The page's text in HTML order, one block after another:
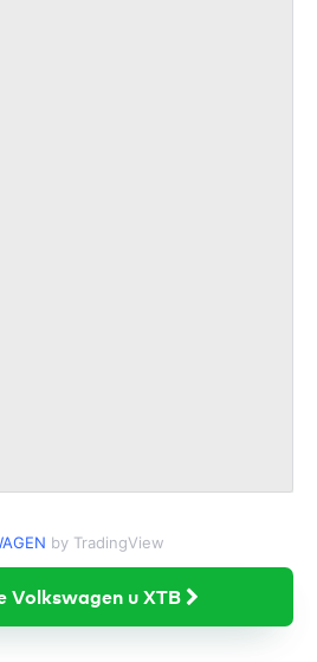
by TradingView
Volkswagen u XTB